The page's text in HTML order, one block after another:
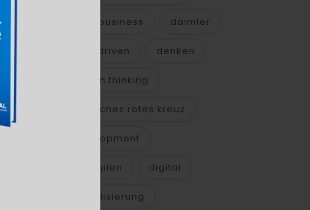
daily business daimler
data driven denken
design thinking
deutsches rotes kreuz
development
die agilen digital
digitalisierung